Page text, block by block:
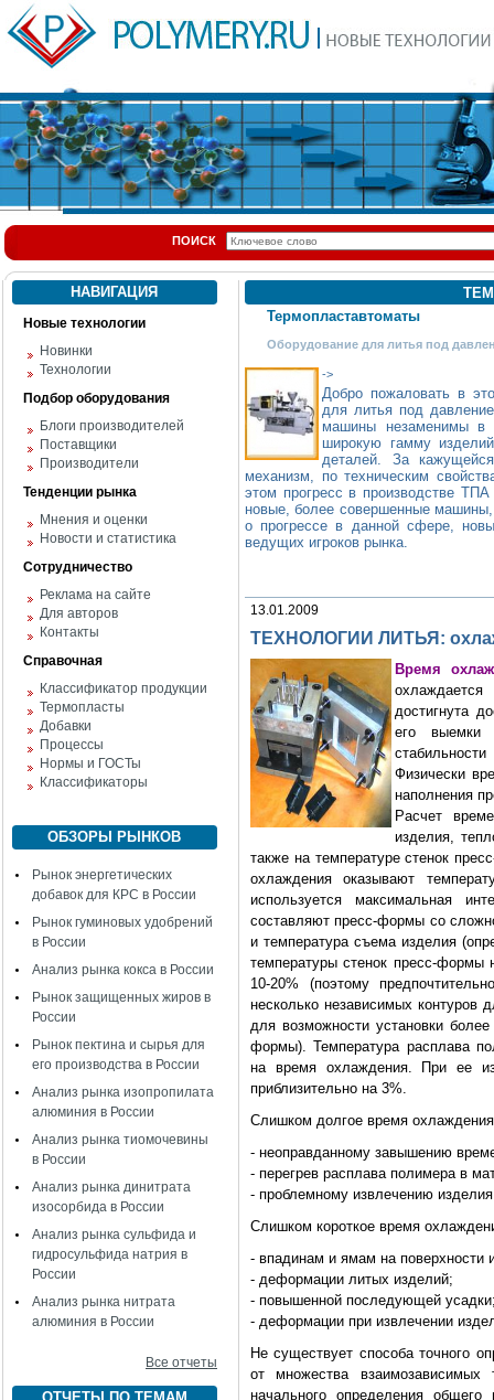
ПОИСК
НАВИГАЦИЯ
Новые технологии
Новинки
Технологии
Подбор оборудования
Блоги производителей
Поставщики
Производители
Тенденции рынка
Мнения и оценки
Новости и статистика
Сотрудничество
Реклама на сайте
Для авторов
Контакты
Справочная
Классификатор продукции
Термопласты
Добавки
Процессы
Нормы и ГОСТы
Классификаторы
ОБЗОРЫ РЫНКОВ
Рынок энергетических
добавок для КРС в России
Рынок гуминовых удобрений
в России
Анализ рынка кокса в России
Рынок защищенных жиров в
России
Рынок пектина и сырья для
его производства в России
Анализ рынка изопропилата
алюминия в России
Анализ рынка тиомочевины
в России
Анализ рынка динитрата
изосорбида в России
Анализ рынка сульфида и
гидросульфида натрия в
России
Анализ рынка нитрата
алюминия в России
Все отчеты
Термопластавтоматы
Оборудование для литья под
->
Добро пожаловать в
для литья под
машины незаменимы в
широкую гамму
деталей. За
механизм, по техническим
этом прогресс в производстве
новые, более совершенные
о прогрессе в данной сфере,
ведущих игроков рынка.
13.01.2009
ТЕХНОЛОГИИ ЛИТЬЯ:
Время
достигнута
его выемки
Физически
наполнения
Расчет
изделия,
также на температуре стенок
охлаждения оказывают
используется максимальная
составляют пресс-формы со
и температура съема изделия
температуры стенок пресс-
10-20% (поэтому
несколько независимых контуров
для возможности установки
формы). Температура расплава
на время охлаждения. При ее
приблизительно на 3%.
Слишком долгое время
- неоправданному завышению
- перегрев расплава полимера в
- проблемному извлечению
Слишком короткое время
- впадинам и ямам на поверхности
- деформации литых изделий;
- повышенной последующей
- деформации при извлечении
Не существует способа точного
от множества взаимозависимых
начального определения